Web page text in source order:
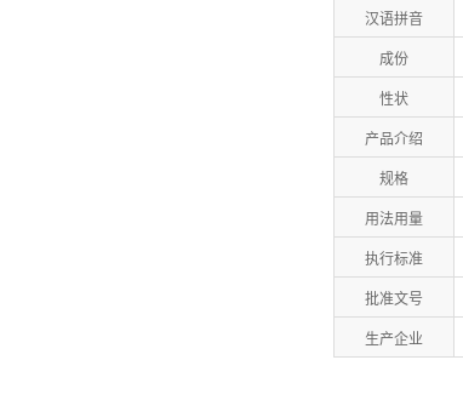
汉语拼音
成份
性状
产品介绍
规格
用法用量
执行标准
批准文号
生产企业